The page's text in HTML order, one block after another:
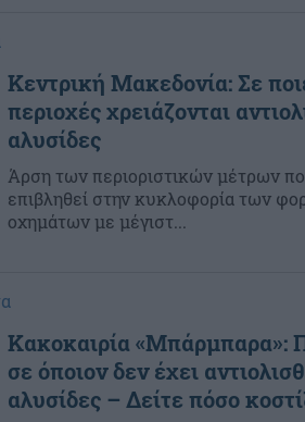
Κεντρική Μακεδονία: Σε
περιοχές χρειάζονται
αλυσίδες
Άρση των περιοριστικών μέτρων
επιβληθεί στην κυκλοφορία των
οχημάτων με μέγιστ...
Κακοκαιρία «Μπάρμπαρα»:
σε όποιον δεν έχει
αλυσίδες – Δείτε πόσο